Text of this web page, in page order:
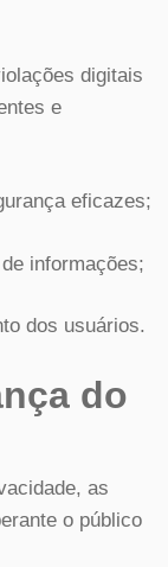
digitais
e
eficazes;
informações;
dos usuários.
do
as
o público